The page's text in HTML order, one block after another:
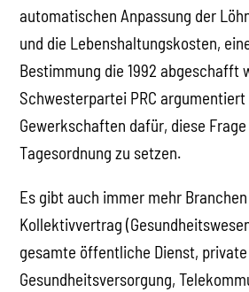
automatischen Anpassung der
und die Lebenshaltungskosten,
Bestimmung die 1992 abgeschafft
Schwesterpartei PRC argumentiert
Gewerkschaften dafür, diese
Tagesordnung zu setzen.
Es gibt auch immer mehr
Kollektivvertrag
gesamte öffentliche Dienst, private
Gesundheitsversorgung,